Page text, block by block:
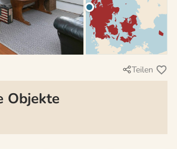
Teilen
Objekte